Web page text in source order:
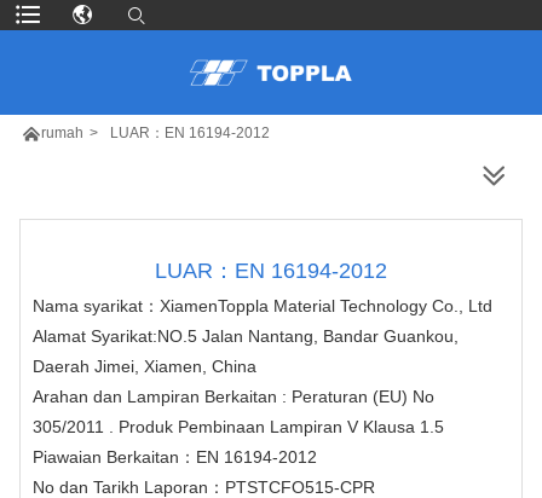
rumah > LUAR：EN 16194-2012
LUAR：EN 16194-2012
Nama syarikat： XiamenToppla Material Technology Co., Ltd
Alamat Syarikat:NO.5 Jalan Nantang, Bandar Guankou,
Daerah Jimei, Xiamen, China
Arahan dan Lampiran Berkaitan : Peraturan (EU) No
305/2011 . Produk Pembinaan Lampiran V Klausa 1.5
Piawaian Berkaitan： EN 16194-2012
No dan Tarikh Laporan： PTSTCFO515-CPR